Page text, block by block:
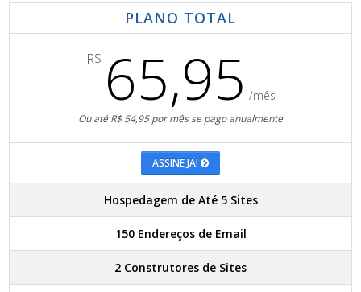
PLANO TOTAL
R$ 65,95 /mês
Ou até R$ 54,95 por mês se pago anualmente
ASSINE JÁ!
Hospedagem de Até 5 Sites
150 Endereços de Email
2 Construtores de Sites